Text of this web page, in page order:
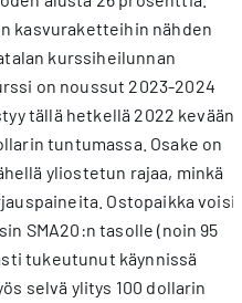
kasvuraketteihin nähden
kurssiheilunnan
on noussut 2023-2024
tällä hetkellä 2022 kevään
tuntumassa. Osake on
yliostetun rajaa, minkä
Ostopaikka voisi
SMA20:n tasolle (noin 95
tukeutunut käynnissä
selvä ylitys 100 dollarin